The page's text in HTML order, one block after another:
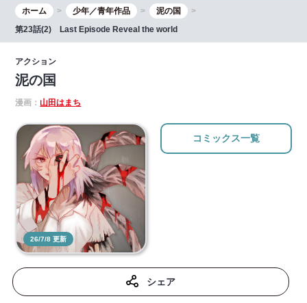
ホーム 少年／青年作品
泥の国
第23話(2) Last Episode Reveal the world
アクション
泥の国
漫画： 山田はまち
26/7/8 更新
コミックス一覧
シェア